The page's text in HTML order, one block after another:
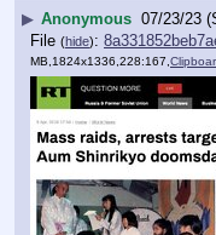
▶ Anonymous 07/23/23
File (hide):
MB,1824x1336,228:167,